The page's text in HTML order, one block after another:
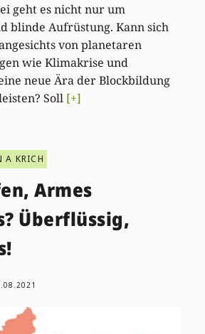
geht es nicht nur um
blinde Aufrüstung. Kann sich
von planetaren
wie Klimakrise und
neue Ära der Blockbildung
Soll [+]
A KRICH
Armes
Überflüssig,